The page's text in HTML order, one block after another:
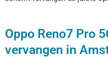
Oppo Reno7 Pro
vervangen in